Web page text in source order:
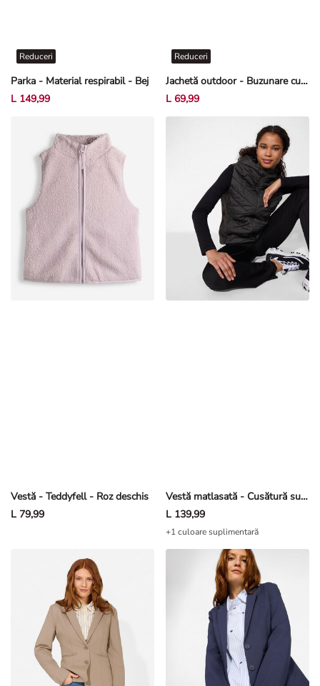
Parka - Material respirabil - Bej
Reduceri
L 149,99
Jachetă outdoor - Buzunare cu clapetă - Kaki
Reduceri
L 69,99
Vestă - Teddyfell - Roz deschis
L 79,99
Vestă matlasată - Cusătură superioară - Negru
L 139,99
+1 culoare suplimentară